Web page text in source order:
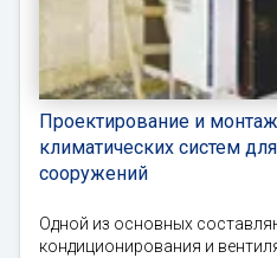
Проектирование и
климатических систем
сооружений
Одной из основных
кондиционирования и